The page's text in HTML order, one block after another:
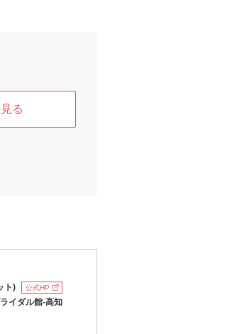
る
ト) 公式HP
イダル館-高知